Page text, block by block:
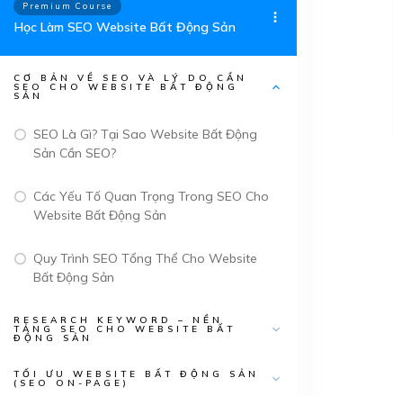
Premium Course
​Học ​Làm SEO Website Bất Động Sản
CƠ BẢN VỀ SEO VÀ LÝ DO CẦN
SEO CHO WEBSITE BẤT ĐỘNG
SẢN
SEO Là Gì? Tại Sao Website Bất Động
Sản Cần SEO?
Các Yếu Tố Quan Trọng Trong SEO Cho
Website Bất Động Sản
Quy Trình SEO Tổng Thể Cho Website
Bất Động Sản
RESEARCH KEYWORD – NỀN
TẢNG SEO CHO WEBSITE BẤT
ĐỘNG SẢN
TỐI ƯU WEBSITE BẤT ĐỘNG SẢN
(SEO ON-PAGE)